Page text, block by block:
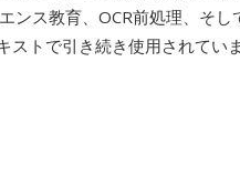
ンス教育、OCR前処理、そ
トで引き続き使用されていま